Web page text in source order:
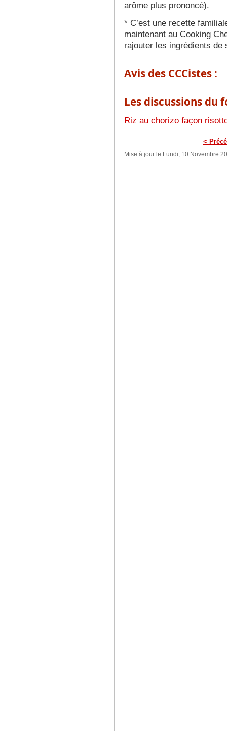
arôme plus prononcé).
* C’est une recette
maintenant au Cooking
rajouter les ingrédients de
Avis des CCCistes :
Les discussions du
Riz au chorizo façon
<
Mise à jour le Lundi, 10 Novembre